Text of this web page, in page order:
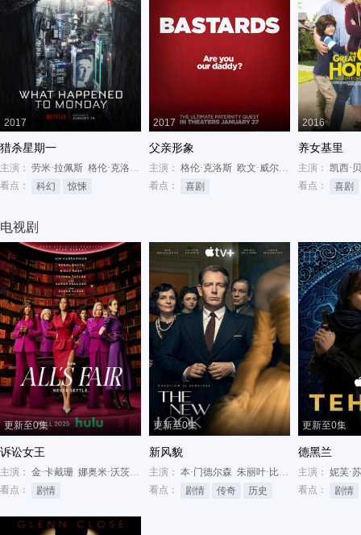
2017
猎杀星期一
主演： 劳米·拉佩斯 格伦·克洛斯
威廉·达福$马尔万·肯扎里
看点：
科幻 惊悚
2017
父亲形象
主演： 格伦·克洛斯 欧文·威尔逊
J·K·西蒙斯
看点：
喜剧
2016
养女基里
主演： 凯西·
看点：
喜剧
电视剧
更新至0集
诉讼女王
主演： 金·卡戴珊 娜奥米·沃茨 莎拉·保罗森
看点：
剧情
更新至0集
新风貌
主演： 本·门德尔森 朱丽叶·比诺什
约翰·马尔科
看点：
剧情 传奇 历史
更新至0集
德黑兰
主演： 妮芙·
看点：
剧情